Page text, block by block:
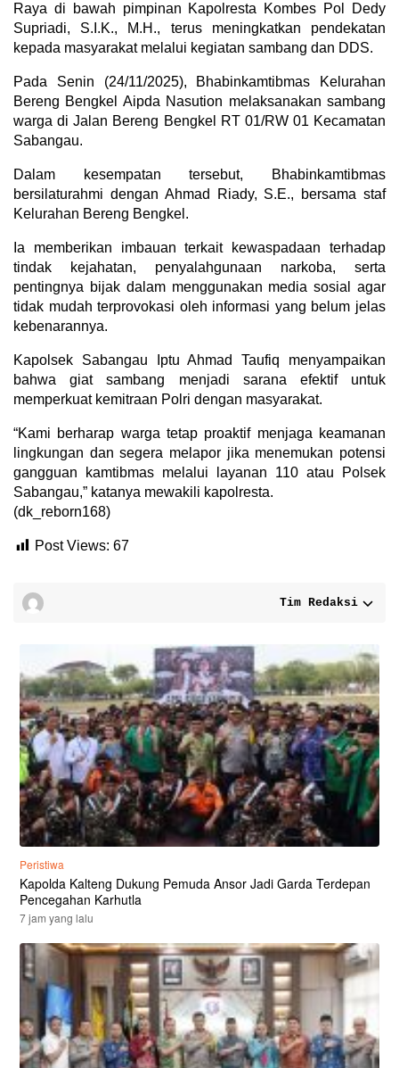
Raya di bawah pimpinan Kapolresta Kombes Pol Dedy
Supriadi, S.I.K., M.H., terus meningkatkan pendekatan
kepada masyarakat melalui kegiatan sambang dan DDS.
Pada Senin (24/11/2025), Bhabinkamtibmas Kelurahan
Bereng Bengkel Aipda Nasution melaksanakan sambang
warga di Jalan Bereng Bengkel RT 01/RW 01 Kecamatan
Sabangau.
Dalam kesempatan tersebut, Bhabinkamtibmas
bersilaturahmi dengan Ahmad Riady, S.E., bersama staf
Kelurahan Bereng Bengkel.
Ia memberikan imbauan terkait kewaspadaan terhadap
tindak kejahatan, penyalahgunaan narkoba, serta
pentingnya bijak dalam menggunakan media sosial agar
tidak mudah terprovokasi oleh informasi yang belum jelas
kebenarannya.
Kapolsek Sabangau Iptu Ahmad Taufiq menyampaikan
bahwa giat sambang menjadi sarana efektif untuk
memperkuat kemitraan Polri dengan masyarakat.
“Kami berharap warga tetap proaktif menjaga keamanan
lingkungan dan segera melapor jika menemukan potensi
gangguan kamtibmas melalui layanan 110 atau Polsek
Sabangau,” katanya mewakili kapolresta.
(dk_reborn168)
Post Views: 67
Tim Redaksi
Peristiwa
Kapolda Kalteng Dukung Pemuda Ansor Jadi Garda Terdepan
Pencegahan Karhutla
7 jam yang lalu